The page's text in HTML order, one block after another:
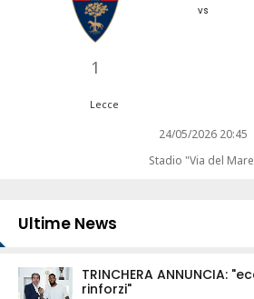
1
vs
Lecce
24/05/2026 20:45
Stadio "Via del
Ultime News
TRINCHERA ANNUNCIA:
rinforzi"